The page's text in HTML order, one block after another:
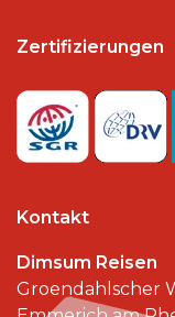
Zertifizierungen
Kontakt
Dimsum Reisen
Groendahlscher